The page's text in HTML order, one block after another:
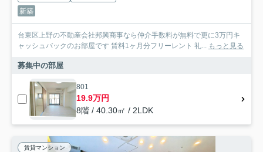
新築
台東区上野の不動産会社邦興商事なら仲介手数料が無料で更に3万円キ
ャッシュバックのお部屋です 賃料1ヶ月分フリーレント 礼... もっと見る
募集中の部屋
801
19.9万円
8階 / 40.30㎡ / 2LDK
賃貸マンション